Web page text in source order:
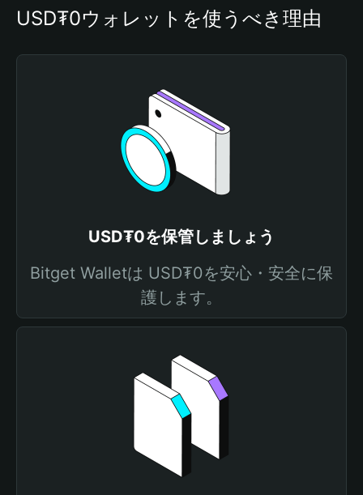
USD₮0ウォレットを使うべき理由
USD₮0を保管しましょう
Bitget Walletは USD₮0を安心・安全に保
護します。